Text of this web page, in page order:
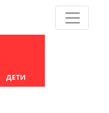
ДЕТИ